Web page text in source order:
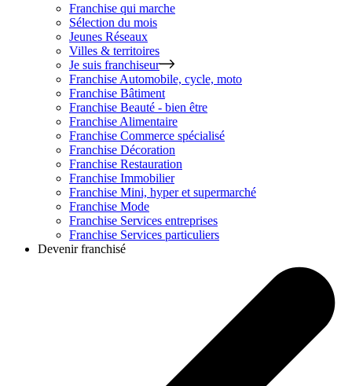
Franchise qui marche
Sélection du mois
Jeunes Réseaux
Villes & territoires
Je suis franchiseur
Franchise Automobile, cycle, moto
Franchise Bâtiment
Franchise Beauté - bien être
Franchise Alimentaire
Franchise Commerce spécialisé
Franchise Décoration
Franchise Restauration
Franchise Immobilier
Franchise Mini, hyper et supermarché
Franchise Mode
Franchise Services entreprises
Franchise Services particuliers
Devenir franchisé